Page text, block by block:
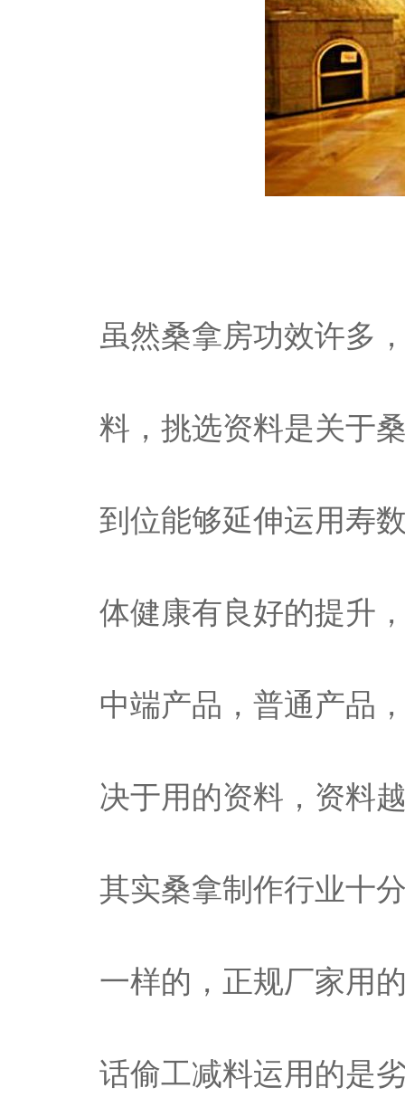
虽然桑拿房功效许多
料，挑选资料是关于
到位能够延伸运用寿
体健康有良好的提升
中端产品，普通产品
决于用的资料，资料
其实桑拿制作行业十
一样的，正规厂家用
话偷工减料运用的是